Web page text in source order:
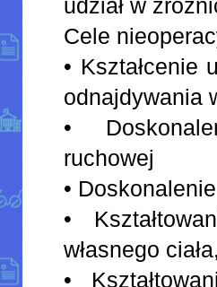
udział w
Cele
• Kształcenie
odnajdywania
•
ruchowej
•
•
własnego ciała,
•